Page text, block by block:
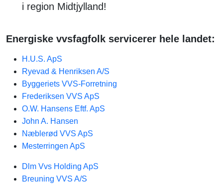
i region Midtjylland!
Energiske vvsfagfolk servicerer hele landet:
H.U.S. ApS
Ryevad & Henriksen A/S
Byggeriets VVS-Forretning
Frederiksen VVS ApS
O.W. Hansens Eftf. ApS
John A. Hansen
Næblerød VVS ApS
Mesterringen ApS
Dlm Vvs Holding ApS
Breuning VVS A/S